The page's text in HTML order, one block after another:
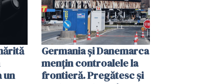
un
Germania și Danemarca
mențin controalele la
frontieră. Pregătesc și